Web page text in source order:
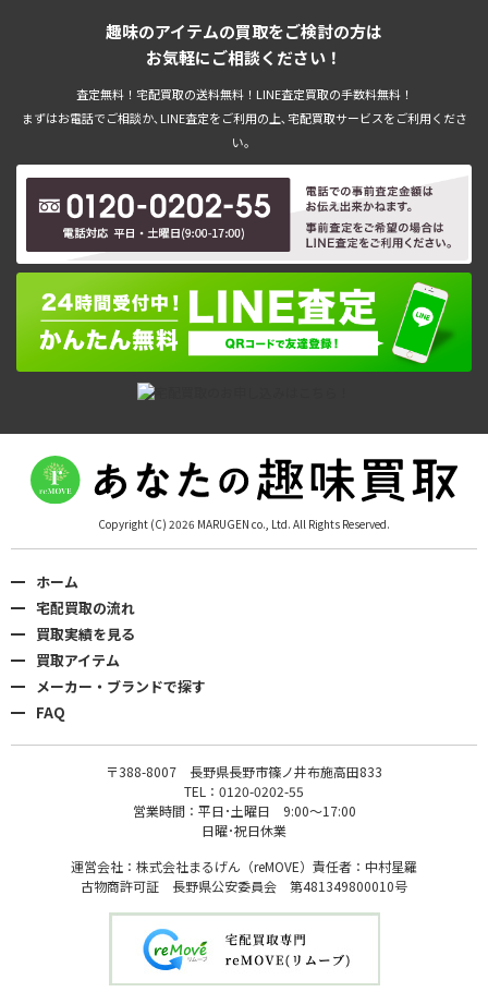
趣味のアイテムの買取をご検討の方は
お気軽にご相談ください！
査定無料！宅配買取の送料無料！LINE査定買取の手数料無料！
まずはお電話でご相談か､LINE査定をご利用の上､宅配買取サービスをご利用くださ
い。
Copyright (C) 2026 MARUGEN co., Ltd. All Rights Reserved.
ホーム
宅配買取の流れ
買取実績を見る
買取アイテム
メーカー・ブランドで探す
FAQ
〒388-8007 長野県長野市篠ノ井布施高田833
TEL：0120-0202-55
営業時間：平日･土曜日 9:00〜17:00
日曜･祝日休業
運営会社：株式会社まるげん（reMOVE）責任者：中村星羅
古物商許可証 長野県公安委員会 第481349800010号